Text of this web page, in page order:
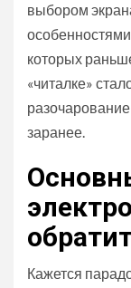
выбором
которых
«читалке»
заранее.
Кажется